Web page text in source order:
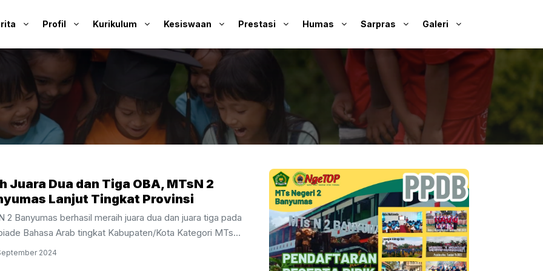
Profil Kurikulum Kesiswaan Prestasi Humas Sarpras Galeri
Juara Dua dan Tiga OBA, MTsN 2
Lanjut Tingkat Provinsi
2 Banyumas berhasil meraih juara dua dan juara tiga pada
Bahasa Arab tingkat Kabupaten/Kota Kategori MTs
Swasta Non Boarding. Juara dua diraih oleh Sifara Putri
2024